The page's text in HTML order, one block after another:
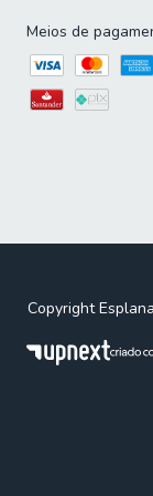
Meios de
Copyright